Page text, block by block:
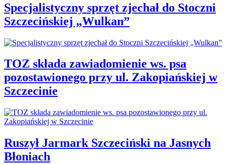
Specjalistyczny sprzęt zjechał do Stoczni
Szczecińskiej „Wulkan”
TOZ składa zawiadomienie ws. psa
pozostawionego przy ul. Zakopiańskiej w
Szczecinie
Ruszył Jarmark Szczeciński na Jasnych
Błoniach